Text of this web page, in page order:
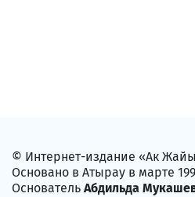
© Интернет-издание «Ак
Основано в Атырау в марте
Основатель Абдильда